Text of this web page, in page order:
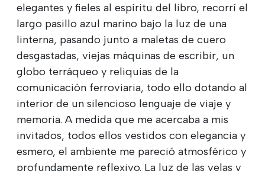
elegantes y fieles al espíritu del libro, recorrí el
largo pasillo azul marino bajo la luz de una
linterna, pasando junto a maletas de cuero
desgastadas, viejas máquinas de escribir, un
globo terráqueo y reliquias de la
comunicación ferroviaria, todo ello dotando al
interior de un silencioso lenguaje de viaje y
memoria. A medida que me acercaba a mis
invitados, todos ellos vestidos con elegancia y
esmero, el ambiente me pareció atmosférico y
profundamente reflexivo. La luz de las velas y